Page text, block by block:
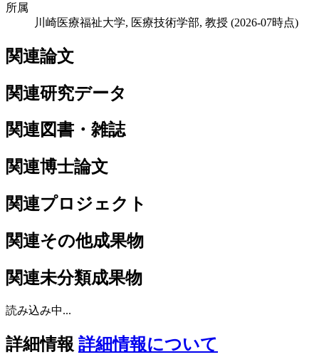
所属
川崎医療福祉大学, 医療技術学部, 教授 (2026-07時点)
関連論文
関連研究データ
関連図書・雑誌
関連博士論文
関連プロジェクト
関連その他成果物
関連未分類成果物
読み込み中...
詳細情報 詳細情報について